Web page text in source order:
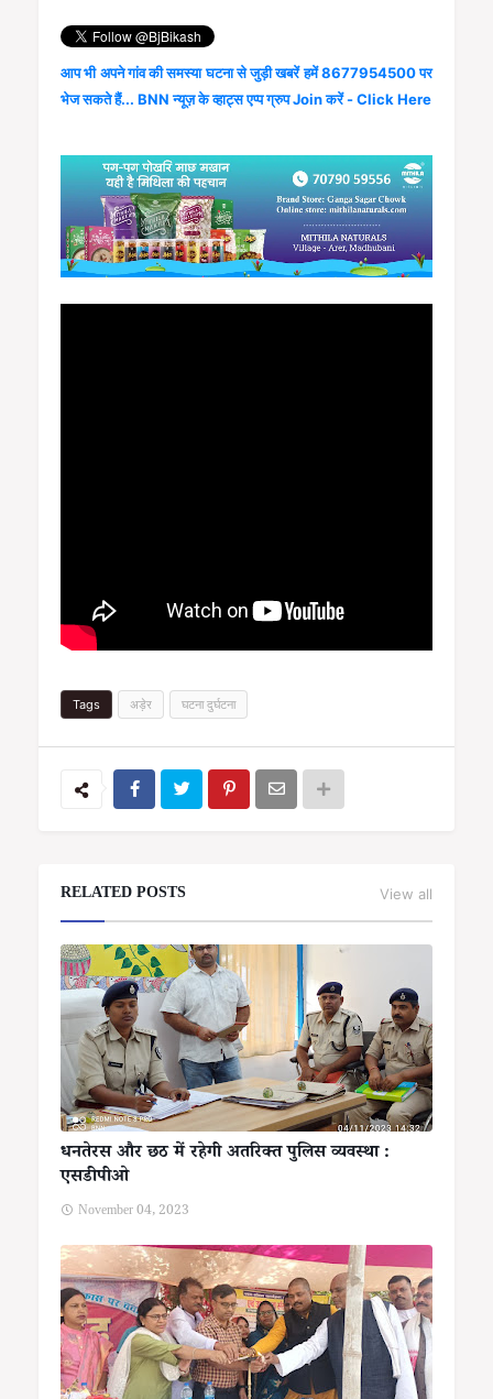
आप भी अपने गांव की समस्या घटना से जुड़ी खबरें हमें 8677954500 पर
भेज सकते हैं... BNN न्यूज़ के व्हाट्स एप्प ग्रुप Join करें - Click Here
Tags अड़ेर घटना दुर्घटना
RELATED POSTS View all
धनतेरस और छठ में रहेगी अतरिक्त पुलिस व्यवस्था :
एसडीपीओ
November 04, 2023